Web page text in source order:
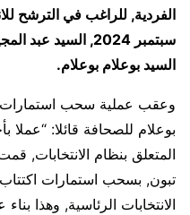
سبتمبر 2024,
السيد بوعلام بوعلام.
وعقب عملية سحب استمارات
بوعلام للصحافة قائلا: “عملا
المتعلق بنظام الانتخابات,
تبون, بسحب استمارات
الانتخابات الرئاسية, وهذا